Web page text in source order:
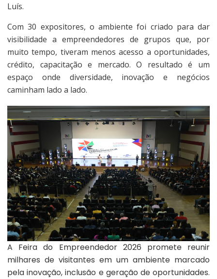
Luís.
Com 30 expositores, o ambiente foi criado para dar
visibilidade a empreendedores de grupos que, por
muito tempo, tiveram menos acesso a oportunidades,
crédito, capacitação e mercado. O resultado é um
espaço onde diversidade, inovação e negócios
caminham lado a lado.
A Feira do Empreendedor 2026 promete reunir
milhares de visitantes em um ambiente marcado
pela inovação, inclusão e geração de oportunidades.